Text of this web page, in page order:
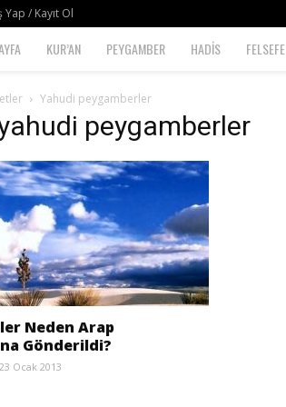
Yap / Kayıt Ol
KUR’AN PEYGAMBER HADİS FELSEFE
Yahudi peygamberler
peygamberler
Neden Arap
Gönderildi?
23 Ocak 2013